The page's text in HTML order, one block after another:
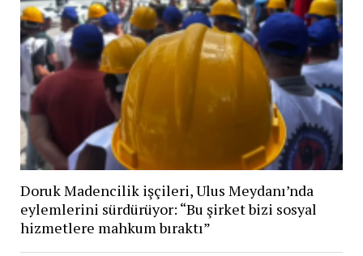
Doruk Madencilik işçileri, Ulus Meydanı’nda
eylemlerini sürdürüyor: “Bu şirket bizi sosyal
hizmetlere mahkum bıraktı”